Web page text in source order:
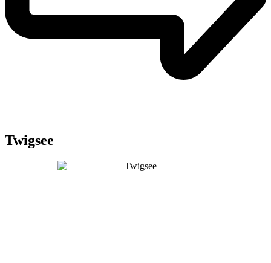
Twigsee